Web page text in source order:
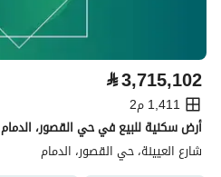
⃁3,715,102
1,411 م2
أرض سكنية للبيع في حي القصور، الدمام
شارع العيينة، حي القصور، الدمام